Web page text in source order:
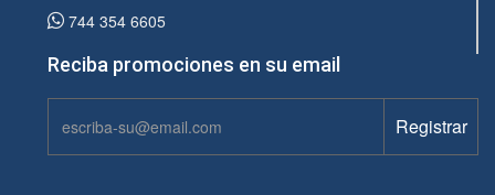
744 354 6605
Reciba promociones en su email